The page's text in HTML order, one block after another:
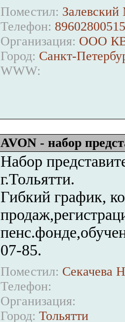
Поместил:
Телефон: 89602800515
Организация: ООО
Город: Санкт-
WWW:
AVON - набор
Набор
г.Тольятти.
Гибкий график,
07-85.
Поместил: Секачева
Телефон:
Организация:
Город: Тольятти